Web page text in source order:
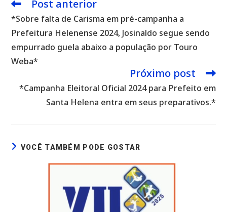
Leia
artigos
Post anterior
*Sobre falta de Carisma em pré-campanha a
Prefeitura Helenense 2024, Josinaldo segue sendo
empurrado guela abaixo a população por Touro
Weba*
Próximo post
*Campanha Eleitoral Oficial 2024 para Prefeito em
Santa Helena entra em seus preparativos.*
VOCÊ TAMBÉM PODE GOSTAR